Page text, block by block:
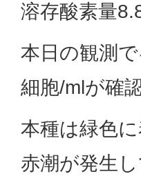
溶存酸素量
本日の観測
細胞/mlが確
本種は緑色
赤潮が発生